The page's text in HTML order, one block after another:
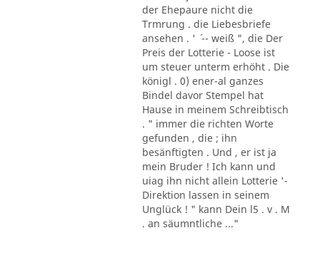
der Ehepaure nicht die
Trmrung . die Liebesbriefe
ansehen . ' ´ -- weiß ", die Der
Preis der Lotterie - Loose ist
um steuer unterm erhöht . Die
königl . 0) ener-al ganzes
Bindel davor Stempel hat
Hause in meinem Schreibtisch
. " immer die richten Worte
gefunden , die ; ihn
besänftigten . Und , er ist ja
mein Bruder ! Ich kann und
uiag ihn nicht allein Lotterie '-
Direktion lassen in seinem
Unglück ! " kann Dein l5 . v . M
. an säumntliche ..."